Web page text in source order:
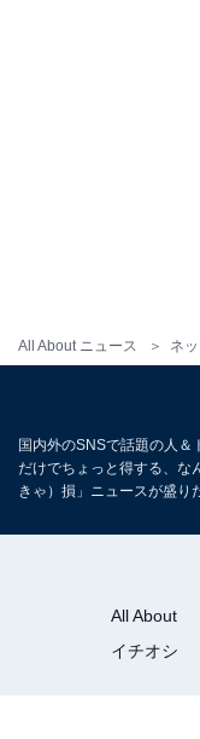
All About ニュース ネ
国内外のSNSで話題の人＆
だけでちょっと得する、な
きゃ）損」ニュースが盛り
All About
イチオシ